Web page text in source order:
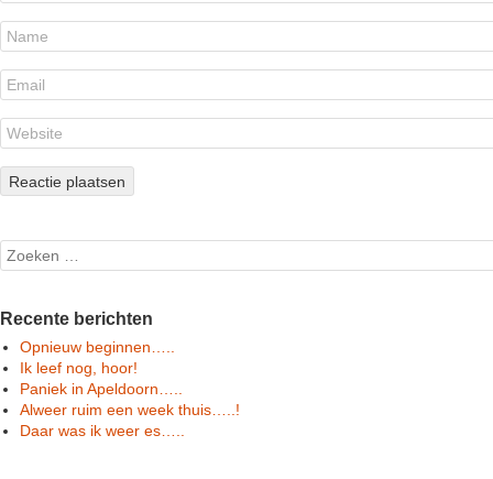
Search
Recente berichten
Opnieuw beginnen…..
Ik leef nog, hoor!
Paniek in Apeldoorn…..
Alweer ruim een week thuis…..!
Daar was ik weer es…..